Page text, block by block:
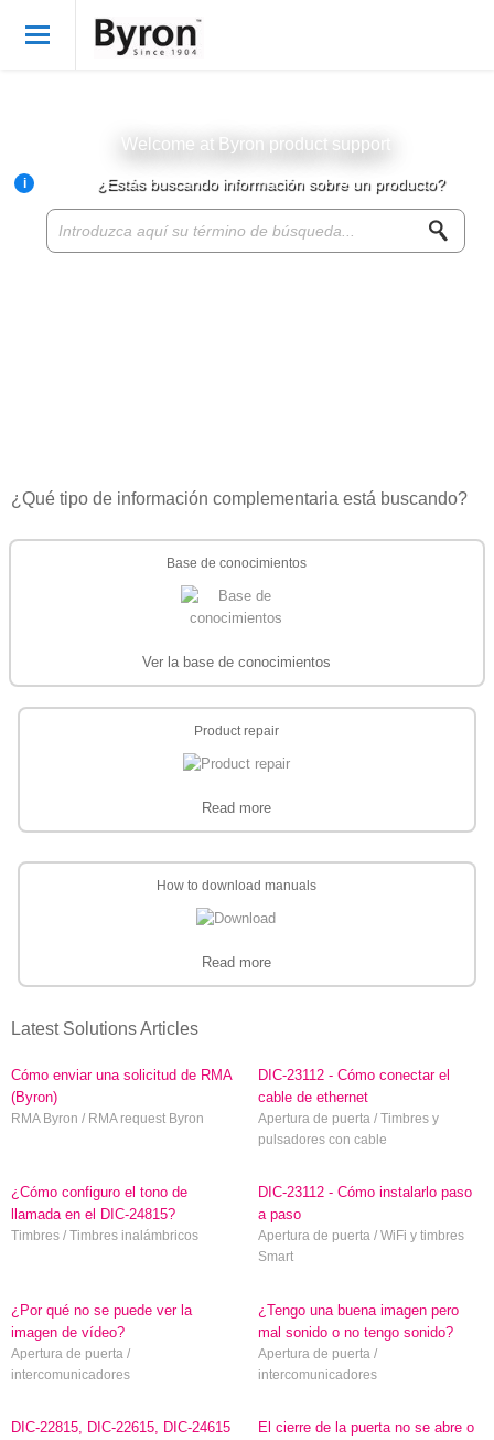
Byron Products
Product knowledge base
Welcome at Byron product support
¿Estás buscando información sobre un producto?
i
¿Qué tipo de información complementaria está buscando?
Base de conocimientos
Ver la base de conocimientos
Product repair
Read more
How to download manuals
Read more
Latest Solutions Articles
Cómo enviar una solicitud de RMA
(Byron)
RMA Byron / RMA request Byron
DIC-23112 - Cómo conectar el
cable de ethernet
Apertura de puerta / Timbres y
pulsadores con cable
¿Cómo configuro el tono de
llamada en el DIC-24815?
Timbres / Timbres inalámbricos
DIC-23112 - Cómo instalarlo paso
a paso
Apertura de puerta / WiFi y timbres
Smart
¿Por qué no se puede ver la
imagen de vídeo?
Apertura de puerta /
intercomunicadores
¿Tengo una buena imagen pero
mal sonido o no tengo sonido?
Apertura de puerta /
intercomunicadores
DIC-22815, DIC-22615, DIC-24615
El cierre de la puerta no se abre o